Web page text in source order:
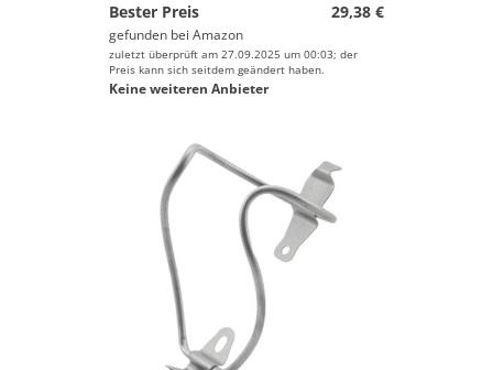
Bester Preis
29,38 €
gefunden bei Amazon
zuletzt überprüft am 27.09.2025 um 00:03; der
Preis kann sich seitdem geändert haben.
Keine weiteren Anbieter